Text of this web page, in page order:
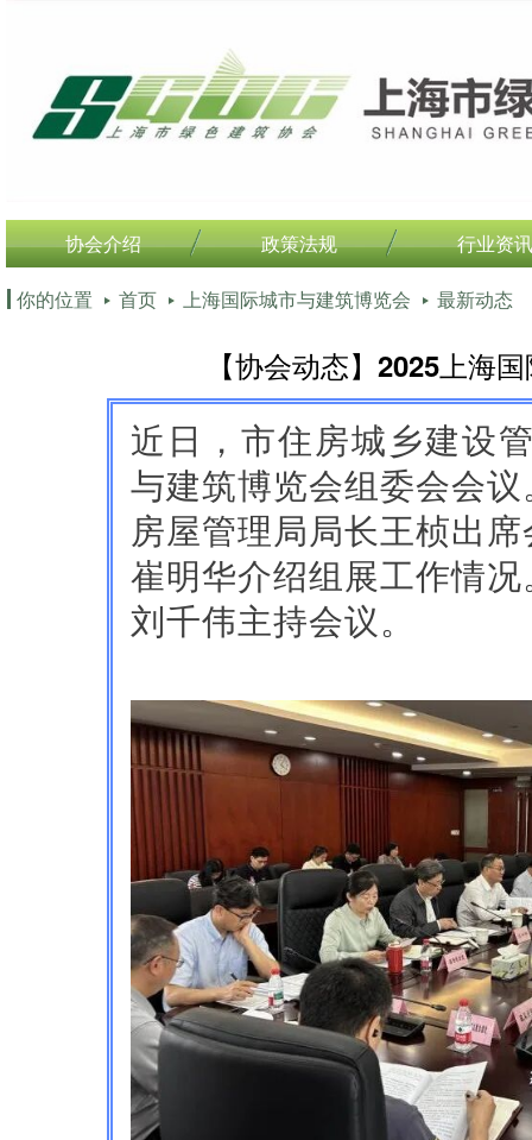
协会介绍 政策法规 行业资
你的位置 首页 上海国际城市与建筑博览会 最新动态
【协会动态】2025上海
近日，市住房城乡建设
与建筑博览会组委会会
房屋管理局局长王桢出
崔明华介绍组展工作情
刘千伟主持会议。